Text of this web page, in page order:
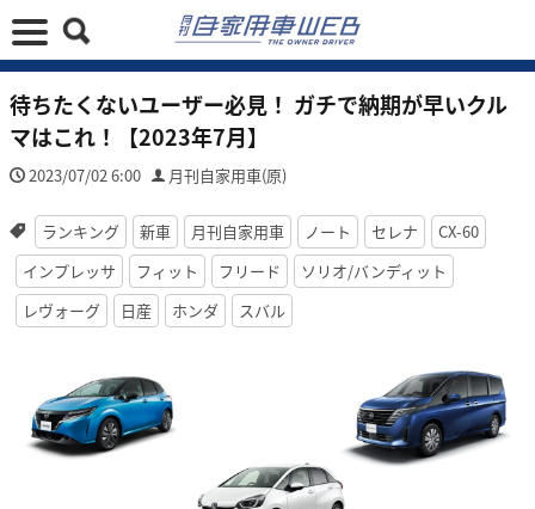
待ちたくないユーザー必見！ ガチで納期が早いクル
マはこれ！【2023年7月】
2023/07/02 6:00 月刊自家用車(原)
ランキング 新車 月刊自家用車 ノート セレナ
CX-60
インプレッサ
フィット フリード
ソリオ/バンディット
レヴォーグ
日産 ホンダ スバル